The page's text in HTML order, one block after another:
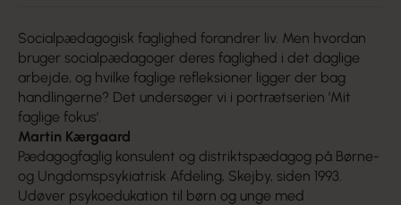
Socialpædagogisk faglighed forandrer liv. Men hvordan
bruger socialpædagoger deres faglighed i det daglige
arbejde, og hvilke faglige refleksioner ligger der bag
handlingerne? Det undersøger vi i portrætserien ’Mit
faglige fokus’.
Martin Kærgaard
Pædagogfaglig konsulent og distriktspædagog på Børne-
og Ungdomspsykiatrisk Afdeling, Skejby, siden 1993.
Udøver psykoedukation til børn og unge med